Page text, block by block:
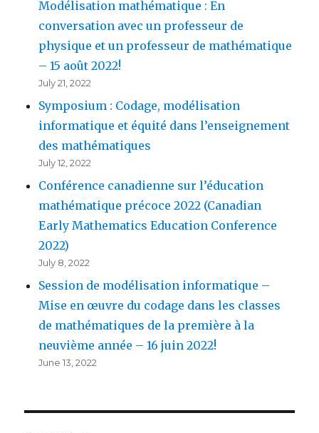
Modélisation mathématique : En
conversation avec un professeur de
physique et un professeur de mathématique
– 15 août 2022!
July 21, 2022
Symposium : Codage, modélisation
informatique et équité dans l’enseignement
des mathématiques
July 12, 2022
Conférence canadienne sur l’éducation
mathématique précoce 2022 (Canadian
Early Mathematics Education Conference
2022)
July 8, 2022
Session de modélisation informatique –
Mise en œuvre du codage dans les classes
de mathématiques de la première à la
neuvième année – 16 juin 2022!
June 13, 2022